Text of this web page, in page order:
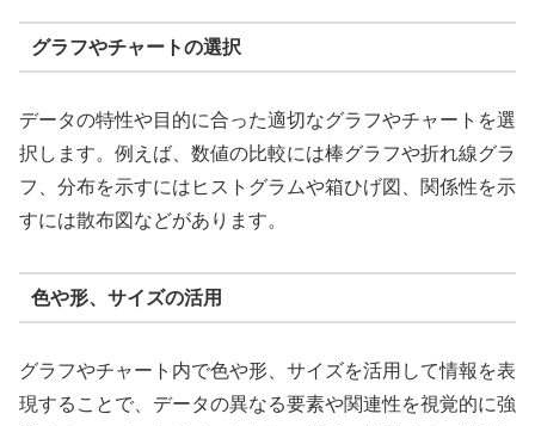
グラフやチャートの選択
データの特性や目的に合った適切なグラフやチャートを選
択します。例えば、数値の比較には棒グラフや折れ線グラ
フ、分布を示すにはヒストグラムや箱ひげ図、関係性を示
すには散布図などがあります。
色や形、サイズの活用
グラフやチャート内で色や形、サイズを活用して情報を表
現することで、データの異なる要素や関連性を視覚的に強